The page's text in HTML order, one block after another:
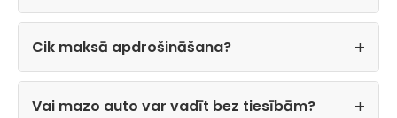
Cik maksā apdrošināšana?
Vai mazo auto var vadīt bez tiesībām?